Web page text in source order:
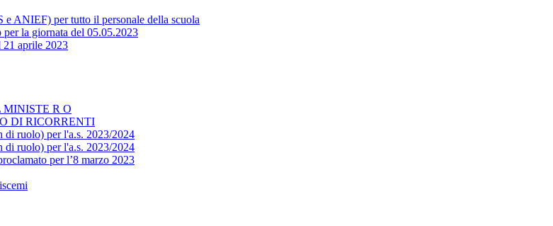
ANIEF) per tutto il personale della scuola
la giornata del 05.05.2023
21 aprile 2023
R O
DI RICORRENTI
ruolo) per l'a.s. 2023/2024
ruolo) per l'a.s. 2023/2024
per l’8 marzo 2023